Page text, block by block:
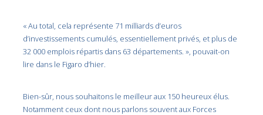
« Au total, cela représente 71 milliards d’euros
d’investissements cumulés, essentiellement privés, et plus de
32 000 emplois répartis dans 63 départements. », pouvait-on
lire dans le Figaro d’hier.
Bien-sûr, nous souhaitons le meilleur aux 150 heureux élus.
Notamment ceux dont nous parlons souvent aux Forces